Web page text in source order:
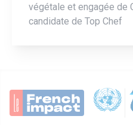
végétale et engagée de
candidate de Top Chef